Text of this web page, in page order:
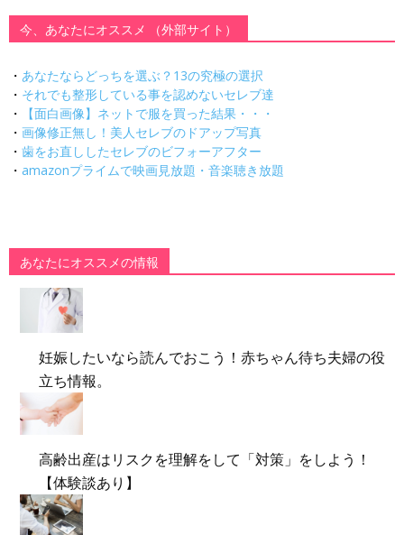
今、あなたにオススメ （外部サイト）
・ あなたならどっちを選ぶ？13の究極の選択
・ それでも整形している事を認めないセレブ達
・
【面白画像】ネットで服を買った結果・・・
・ 画像修正無し！美人セレブのドアップ写真
・ 歯をお直ししたセレブのビフォーアフター
・ amazonプライムで映画見放題・音楽聴き放題
あなたにオススメの情報
妊娠したいなら読んでおこう！赤ちゃん待ち夫婦の役
立ち情報。
高齢出産はリスクを理解をして「対策」をしよう！
【体験談あり】